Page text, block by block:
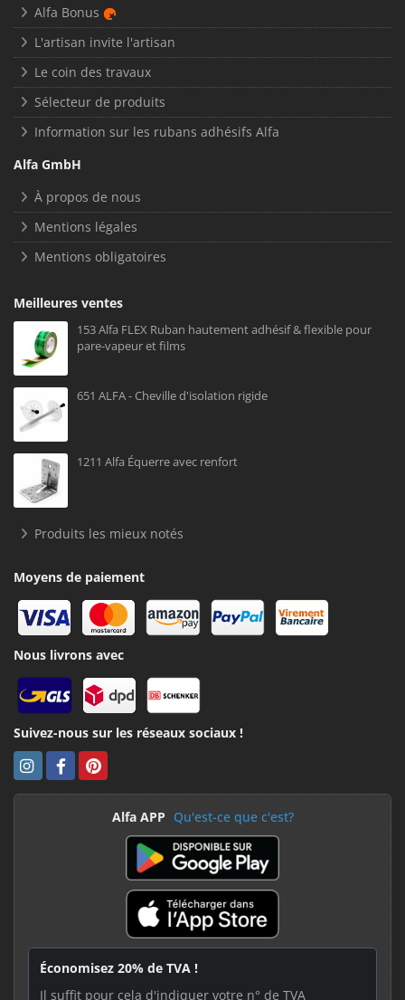
Alfa Bonus
L'artisan invite l'artisan
Le coin des travaux
Sélecteur de produits
Information sur les rubans adhésifs Alfa
Alfa GmbH
À propos de nous
Mentions légales
Mentions obligatoires
Meilleures ventes
153 Alfa FLEX Ruban hautement adhésif & flexible pour
pare-vapeur et films
651 ALFA - Cheville d'isolation rigide
1211 Alfa Équerre avec renfort
Produits les mieux notés
Moyens de paiement
Nous livrons avec
Suivez-nous sur les réseaux sociaux !
Alfa APP Qu'est-ce que c'est?
Économisez 20% de TVA !
Il suffit pour cela d'indiquer votre n° de TVA